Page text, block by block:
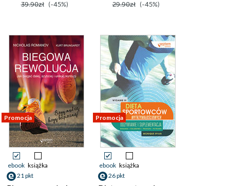
39.90zł (-45%) 29.90zł (-45%)
Promocja
ebook książka
21 pkt
Promocja
ebook książka
26 pkt